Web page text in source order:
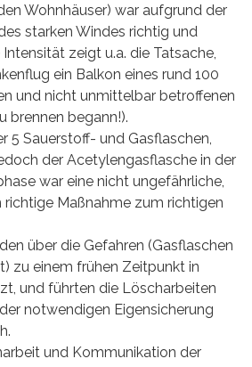
Wohnhäuser) war aufgrund der
starken Windes richtig und
zeigt u.a. die Tatsache,
ein Balkon eines rund 100
und nicht unmittelbar betroffenen
brennen begann!).
5 Sauerstoff- und Gasflaschen,
der Acetylengasflasche in der
war eine nicht ungefährliche,
Maßnahme zum richtigen
über die Gefahren (Gasflaschen
zu einem frühen Zeitpunkt in
und führten die Löscharbeiten
notwendigen Eigensicherung
und Kommunikation der